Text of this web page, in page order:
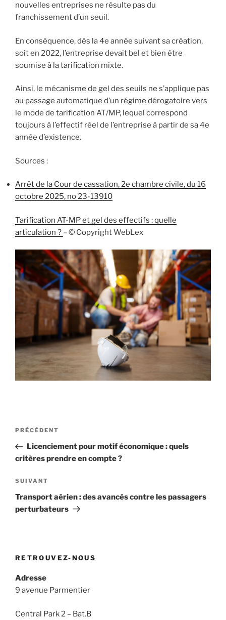
nouvelles entreprises ne résulte pas du
franchissement d’un seuil.
En conséquence, dès la 4e année suivant sa création,
soit en 2022, l’entreprise devait bel et bien être
soumise à la tarification mixte.
Ainsi, le mécanisme de gel des seuils ne s’applique pas
au passage automatique d’un régime dérogatoire vers
le mode de tarification AT/MP, lequel correspond
toujours à l’effectif réel de l’entreprise à partir de sa 4e
année d’existence.
Sources :
Arrêt de la Cour de cassation, 2e chambre civile, du 16
octobre 2025, no 23-13910
Tarification AT-MP et gel des effectifs : quelle
articulation ? – © Copyright WebLex
Navigation
l’article
Article
précédent
PRÉCÉDENT
Licenciement pour motif économique : quels
critères prendre en compte ?
Article
suivant
SUIVANT
Transport aérien : des avancés contre les passagers
perturbateurs
RETROUVEZ-NOUS
Adresse
9 avenue Parmentier
Central Park 2 – Bat.B